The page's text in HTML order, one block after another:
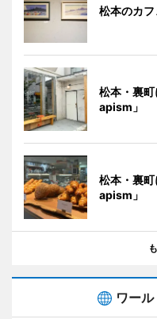
松本のカフ
松本・裏
apism」
松本・裏
apism」
ワー